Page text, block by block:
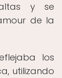
y se
de la
los
utilizando